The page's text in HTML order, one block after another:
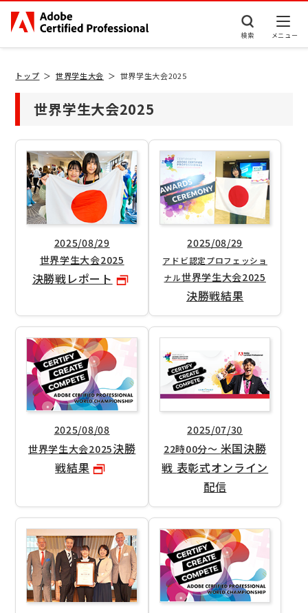
検索
トップ 世界学生大会 世界学生大会2025
世界学生大会2025
2025/08/29
世界学生大会2025
決勝戦レポート
2025/08/29
アドビ認定プロフェッショ
ナル世界学生大会2025
決勝戦結果
2025/08/08
世界学生大会2025決勝
戦結果
2025/07/30
22時00分～ 米国決勝
戦 表彰式オンライン
配信